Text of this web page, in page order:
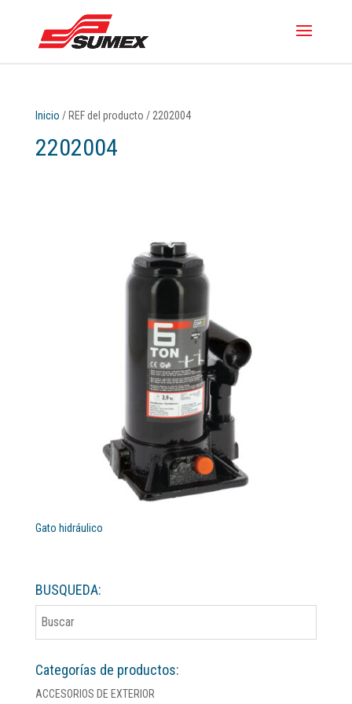
Inicio / REF del producto / 2202004
2202004
Gato hidráulico
BUSQUEDA:
Categorías de productos:
ACCESORIOS DE EXTERIOR